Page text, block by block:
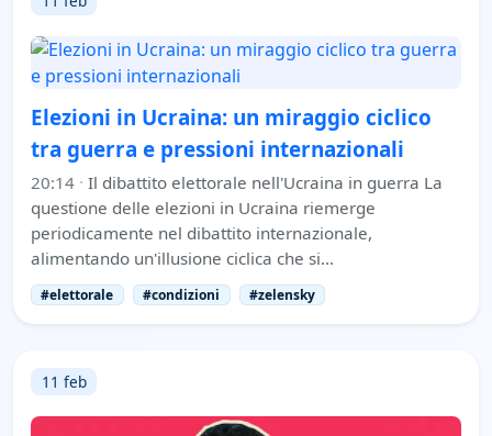
Elezioni in Ucraina: un miraggio ciclico
tra guerra e pressioni internazionali
20:14 · Il dibattito elettorale nell'Ucraina in guerra La
questione delle elezioni in Ucraina riemerge
periodicamente nel dibattito internazionale,
alimentando un'illusione ciclica che si…
#elettorale #condizioni #zelensky
11 feb